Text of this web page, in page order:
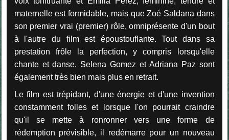
maternelle est formidable, mais que Zoé Saldana dans
son premier vrai (premier) rôle, omniprésente d'un bout
à l'autre du film est époustouflante. Tout dans sa
prestation frôle la perfection, y compris lorsqu'elle
chante et danse. Selena Gomez et Adriana Paz sont
également très bien mais plus en retrait.
Le film est trépidant, d'une énergie et d'une invention
constamment folles et lorsque l'on pourrait craindre
qu'il se mette à ronronner vers une forme de
rédemption prévisible, il redémarre pour un nouveau